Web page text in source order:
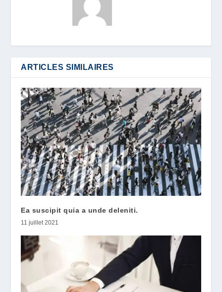
ARTICLES SIMILAIRES
Ea suscipit quia a unde deleniti.
11 juillet 2021